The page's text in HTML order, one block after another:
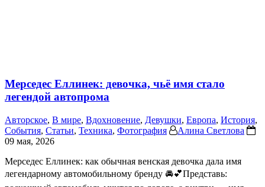
Мерседес Еллинек: девочка, чьё имя стало
легендой автопрома
Авторское, В мире, Вдохновение, Девушки, Европа, История,
События, Статьи, Техника, Фотография
Алина Светлова
09 мая, 2026
Мерседес Еллинек: как обычная венская девочка дала имя
легендарному автомобильному бренду 🚘💕Представь: